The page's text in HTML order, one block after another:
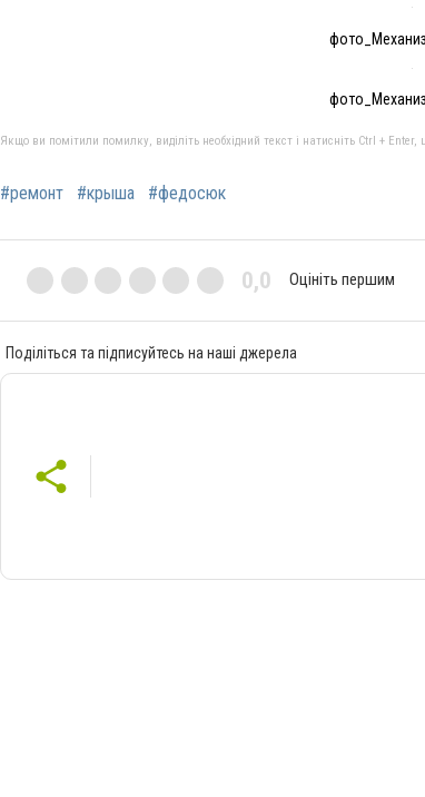
Якщо ви помітили помилку, виділіть необхідний текст і натисніть Ctrl +
#ремонт #крыша #федосюк
0,0 Оцініть першим
Поділіться та підписуйтесь на наші джерела